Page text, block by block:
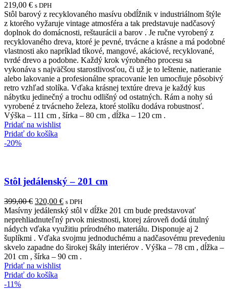
219,00 € s DPH
Stôl barový z recyklovaného masívu obdĺžnik v industriálnom štýle
z ktorého vyžaruje vintage atmosféra a tak predstavuje nadčasový
doplnok do domácnosti, reštaurácii a barov . Je ručne vyrobený z
recyklovaného dreva, ktoré je pevné, trvácne a krásne a má podobné
vlastnosti ako napríklad tíkové, mangové, akáciové, recyklované,
tvrdé drevo a podobne. Každý krok výrobného procesu sa
vykonáva s najväčšou starostlivosťou, či už je to leštenie, natieranie
alebo lakovanie a profesionálne spracovanie len umocňuje pôsobivý
retro vzhľad stolíka. Vďaka krásnej textúre dreva je každý kus
nábytku jedinečný a trochu odlišný od ostatných. Rám a nohy sú
vyrobené z trvácneho železa, ktoré stolíku dodáva robustnosť.
Výška – 111 cm , šírka – 80 cm , dĺžka – 120 cm .
Pridať na wishlist
Pridať do košíka
-20%
Stôl jedálenský – 201 cm
399,00€ Pôvodná
cena
bola:
399,00 €.
320,00 €Aktuálna
cena
je:
320,00 €.
s DPH
Masívny jedálenský stôl v dĺžke 201 cm bude predstavovať
neprehliadnuteľný prvok miestnosti, ktorej zároveň dodá útulný
nádych vďaka využitiu prírodného materiálu. Disponuje aj 2
šuplíkmi . Vďaka svojmu jednoduchému a nadčasovému prevedeniu
skvelo zapadne do širokej škály interiérov . Výška – 78 cm , dĺžka –
201 cm , šírka – 90 cm .
Pridať na wishlist
Pridať do košíka
-11%